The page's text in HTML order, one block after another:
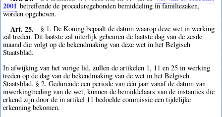
2001 betreffende de proceduregebonden bemiddeling in familiezaken,
worden opgeheven.
Art. 25.
§ 1. De Koning bepaalt de datum waarop deze wet in werking
zal treden. Dit laatste zal uiterlijk gebeuren de laatste dag van de zesde
maand die volgt op de bekendmaking van deze wet in het Belgisch
Staatsblad.
In afwijking van het vorige lid, zullen de artikelen 1, 11 en 25 in werking
treden op de dag van de bekendmaking van de wet in het Belgisch
Staatsblad. § 2. Gedurende een periode van één jaar vanaf de datum van
inwerkingtreding van de wet, kunnen de bemiddelaars van de instanties die
erkend zijn door de in artikel 11 bedoelde commissie een tijdelijke
erkenning bekomen.